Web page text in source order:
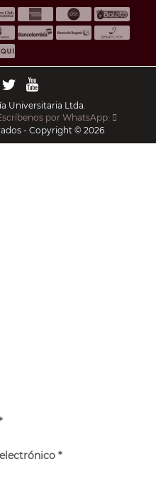
Universitaria Ltda.
por WhatsApp:
- Copyright © 2026
*